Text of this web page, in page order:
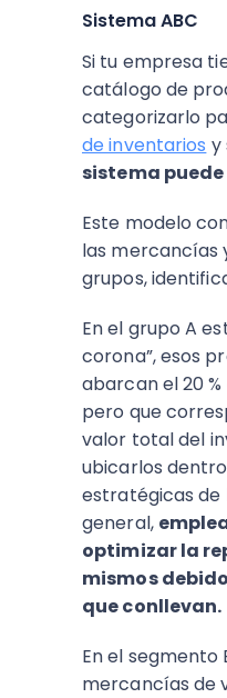
Sistema ABC
Si tu empresa
catálogo de
categorizarlo
de inventarios y
sistema
Este modelo
las mercancías
grupos,
En el grupo A
corona”, esos
abarcan el 20
pero que
valor total del
ubicarlos
estratégicas de
general,
optimizar la
mismos
que conllevan.
En el
mercancías de